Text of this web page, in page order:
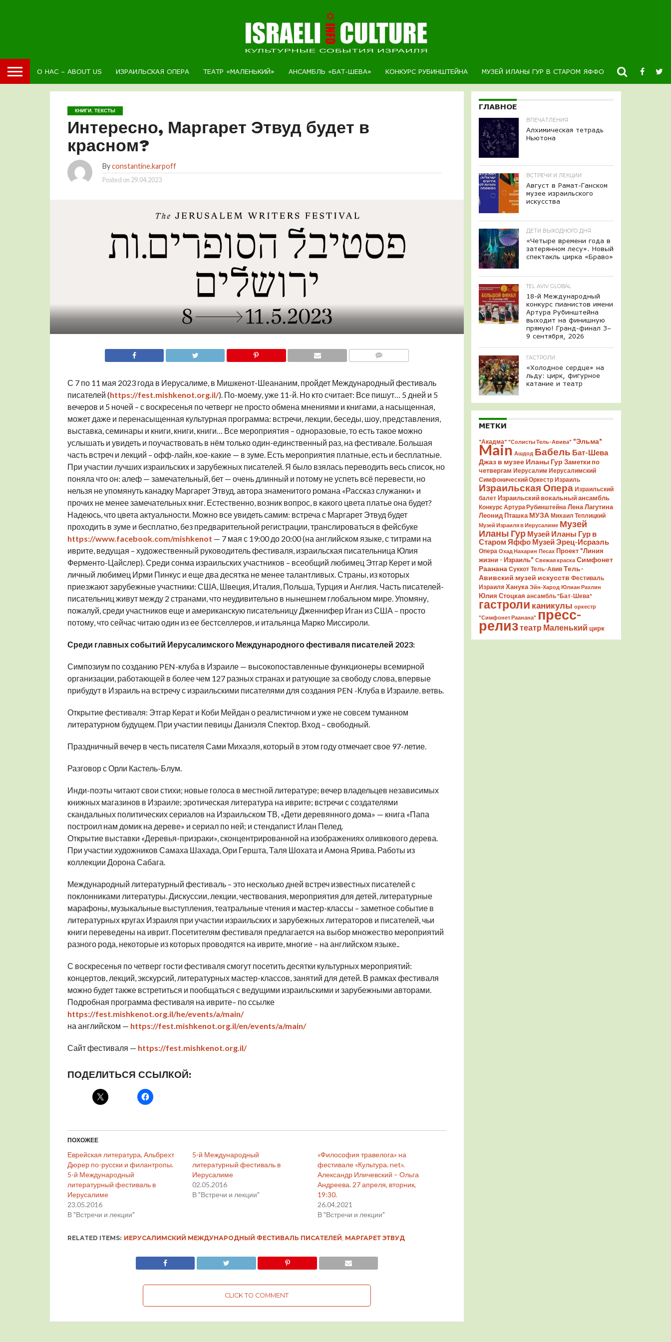
О НАС – ABOUT US ИЗРАИЛЬСКАЯ ОПЕРА ТЕАТР «МАЛЕНЬКИЙ» АНСАМБЛЬ «БАТ-ШЕВА» КОНКУРС РУБИНШТЕЙНА МУЗЕЙ ИЛАНЫ ГУР В СТАРОМ ЯФФО НОВОСТИ
КНИГИ. ТЕКСТЫ
Интересно, Маргарет Этвуд будет в
красном?
Byconstantine.karpoff
Posted on 29.04.2023
С 7 по 11 мая 2023 года в Иерусалиме, в Мишкенот-Шеананим, пройдет Международный фестиваль
писателей (https://fest.mishkenot.org.il/). По-моему, уже 11-й. Но кто считает: Все пишут… 5 дней и 5
вечеров и 5 ночей – с воскресенья по четверг не просто обмена мнениями и книгами, а насыщенная,
может даже и перенасыщенная культурная программа: встречи, лекции, беседы, шоу, представления,
выставка, семинары и книги, книги, книги… Все мероприятия – одноразовые, то есть такое можно
услышать и увидеть и поучаствовать в нём только один-единственный раз, на фестивале. Большая
часть встреч и лекций – офф-лайн, кое-какие — в зуме. Есть мероприятия платные, есть и бесплатные.
При участии лучших израильских и зарубежных писателей. Я было взялась переводить весь список, но
поняла что он: алеф — замечательный, бет — очень длинный и потому не успеть всё перевести, но
нельзя не упомянуть канадку Маргарет Этвуд, автора знаменитого романа «Рассказ служанки» и
прочих не менее замечательных книг. Естественно, возник вопрос, в какого цвета платье она будет?
Надеюсь, что цвета актуальности. Можно все увидеть самим: встреча с Маргарет Этвуд будет
проходить в зуме и бесплатно, без предварительной регистрации, транслироваться в фейсбуке
https://www.facebook.com/mishkenot — 7 мая с 19:00 до 20:00 (на английском языке, с титрами на
иврите, ведущая – художественный руководитель фестиваля, израильская писательница Юлия
Ферменто-Цайслер). Среди сонма израильских участников – всеобщий любимец Этгар Керет и мой
личный любимец Ирми Пинкус и еще два десятка не менее талантливых. Страны, из которых
приезжают зарубежные участники: США, Швеция, Италия, Польша, Турция и Англия. Часть писателей-
писательниц живут между 2 странами, что неудивительно в нынешнем глобальном мире. Упомяну,
пожалуй, среди участников еще и американскую писательницу Дженнифер Иган из США – просто
потому, что сейчас читаю один из ее бестселлеров, и итальянца Марко Миссироли.
Среди главных событий Иерусалимского Международного фестиваля писателей 2023:
Симпозиум по созданию PEN-клуба в Израиле — высокопоставленные функционеры всемирной
организации, работающей в более чем 127 разных странах и ратующие за свободу слова, впервые
прибудут в Израиль на встречу с израильскими писателями для создания PEN -Клуба в Израиле. ветвь.
Открытие фестиваля: Этгар Керат и Коби Мейдан о реалистичном и уже не совсем туманном
литературном будущем. При участии певицы Даниэля Спектор. Вход – свободный.
Праздничный вечер в честь писателя Сами Михаэля, который в этом году отмечает свое 97-летие.
Разговор с Орли Кастель-Блум.
Инди-поэты читают свои стихи; новые голоса в местной литературе; вечер владельцев независимых
книжных магазинов в Израиле; эротическая литература на иврите; встречи с создателями
скандальных политических сериалов на Израильском ТВ, «Дети деревянного дома» — книга «Папа
построил нам домик на дереве» и сериал по ней; и стендапист Илан Пелед.
Открытие выставки «Деревья-призраки», сконцентрированной на изображениях оливкового дерева.
При участии художников Самаха Шахада, Ори Гершта, Таля Шохата и Амона Ярива. Работы из
коллекции Дорона Сабага.
Международный литературный фестиваль – это несколько дней встреч известных писателей с
поклонниками литературы. Дискуссии, лекции, чествования, мероприятия для детей, литературные
марафоны, музыкальные выступления, театральные чтения и мастер-классы – заметное событие в
литературных кругах Израиля при участии израильских и зарубежных литераторов и писателей, чьи
книги переведены на иврит. Посетителям фестиваля предлагается на выбор множество мероприятий
разного рода, некоторые из которых проводятся на иврите, многие – на английском языке..
С воскресенья по четверг гости фестиваля смогут посетить десятки культурных мероприятий:
концертов, лекций, экскурсий, литературных мастер-классов, занятий для детей. В рамках фестиваля
можно будет также встретиться и пообщаться с ведущими израильскими и зарубежными авторами.
Подробная программа фестиваля на иврите– по ссылке
https://fest.mishkenot.org.il/he/events/a/main/
на английском — https://fest.mishkenot.org.il/en/events/a/main/
Сайт фестиваля — https://fest.mishkenot.org.il/
ПОДЕЛИТЬСЯ ССЫЛКОЙ:
ПОХОЖЕЕ
Еврейская литература, Альбрехт
Дюрер по-русски и филантропы.
5-й Международный
литературный фестиваль в
Иерусалиме
23.05.2016
В "Встречи и лекции"
5-й Международный
литературный фестиваль в
Иерусалиме
02.05.2016
В "Встречи и лекции"
«Философия травелога» на
фестивале «Культура. net».
Александр Иличевский – Ольга
Андреева. 27 апреля, вторник,
19:30.
26.04.2021
В "Встречи и лекции"
RELATED ITEMS: ИЕРУСАЛИМСКИЙ МЕЖДУНАРОДНЫЙ ФЕСТИВАЛЬ ПИСАТЕЛЕЙ, МАРГАРЕТ ЭТВУД
CLICK TO COMMENT
ГЛАВНОЕ
ВПЕЧАТЛЕНИЯ
Алхимическая тетрадь
Ньютона
ВСТРЕЧИ И ЛЕКЦИИ
Август в Рамат-Ганском
музее израильского
искусства
ДЕТИ ВЫХОДНОГО ДНЯ
«Четыре времени года в
затерянном лесу». Новый
спектакль цирка «Браво»
TEL AVIV GLOBAL
18-й Международный
конкурс пианистов имени
Артура Рубинштейна
выходит на финишную
прямую! Гранд-финал 3–
9 сентября, 2026
ГАСТРОЛИ
«Холодное сердце» на
льду: цирк, фигурное
катание и театр
МЕТКИ
"Акадма" "Солисты Тель-Авива" "Эльма"
Main Ашдод Бабель Бат-Шева
Джаз в музее Иланы Гур Заметки по
четвергам Иерусалим Иерусалимский
Симфонический Оркестр Израиль
Израильская Опера Израильский
балет Израильский вокальный ансамбль
Конкурс Артура Рубинштейна Лена Лагутина
Леонид Пташка МУЗА Михаил Теплицкий
Музей Израиля в Иерусалиме Музей
Иланы Гур Музей Иланы Гур в
Старом Яффо Музей Эрец-Исраэль
Опера Охад Нахарин Песах Проект "Линия
жизни - Израиль" Свежая краска Симфонет
Раанана Суккот Тель-Авив Тель-
Авивский музей искусств Фестиваль
Израиля Ханука Эйн-Харод Юлиан Рахлин
Юлия Стоцкая ансамбль "Бат-Шева"
гастроли каникулы оркестр
"Симфонет Раанана" пресс-
релизтеатр Маленький цирк